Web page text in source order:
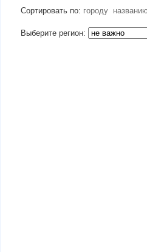
Сортировать по: городу
Выберите регион: